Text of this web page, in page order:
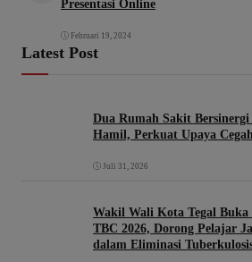
Presentasi Online
Februari 19, 2024
Latest Post
Dua Rumah Sakit
Hamil, Perkuat Upaya
Juli 31, 2026
Wakil Wali Kota Tegal Buka
TBC 2026, Dorong Pelajar
dalam Eliminasi